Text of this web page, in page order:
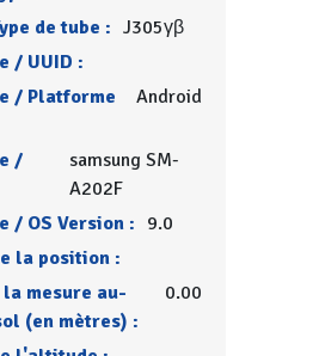
de tube : J305γβ
/ UUID :
/ Platforme
Android
/
samsung SM-
A202F
/ OS Version :
9.0
la position :
mesure au-
(en mètres) :
0.00